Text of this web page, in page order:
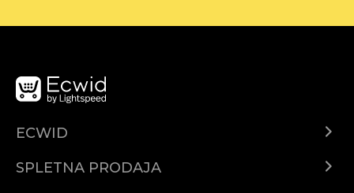
ECWID
SPLETNA PRODAJA